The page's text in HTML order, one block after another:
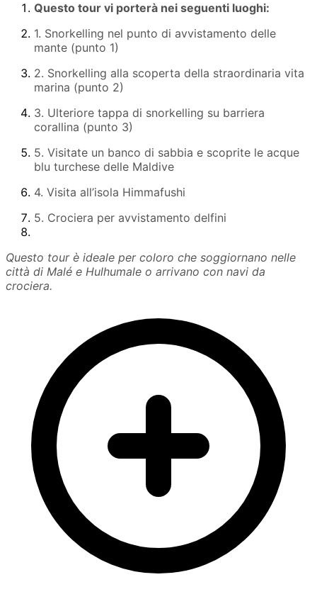
Questo tour vi porterà nei seguenti luoghi:
1. Snorkelling nel punto di avvistamento delle
mante (punto 1)
2. Snorkelling alla scoperta della straordinaria vita
marina (punto 2)
3. Ulteriore tappa di snorkelling su barriera
corallina (punto 3)
5. Visitate un banco di sabbia e scoprite le acque
blu turchese delle Maldive
4. Visita all’isola Himmafushi
5. Crociera per avvistamento delfini
Questo tour è ideale per coloro che soggiornano nelle
città di Malé e Hulhumale o arrivano con navi da
crociera.